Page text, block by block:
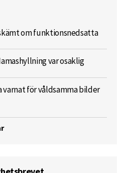
om funktionsnedsatta
var osaklig
varnat för våldsamma bilder